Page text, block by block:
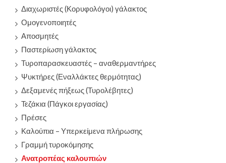
Διαχωριστές (Κορυφολόγοι) γάλακτος
Ομογενοποιητές
Αποσμητές
Παστερίωση γάλακτος
Τυροπαρασκευαστές – αναθερμαντήρες
Ψυκτήρες (Εναλλάκτες θερμότητας)
Δεξαμενές πήξεως (Τυρολέβητες)
Τεζάκια (Πάγκοι εργασίας)
Πρέσες
Καλούπια – Υπερκείμενα πλήρωσης
Γραμμή τυροκόμησης
Ανατροπέας καλουπιών